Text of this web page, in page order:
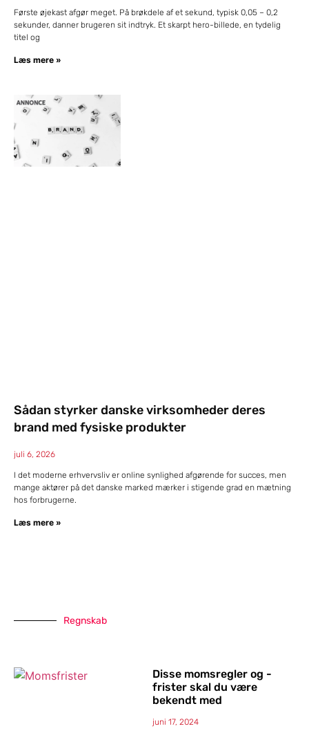
Første øjekast afgør meget. På brøkdele af et sekund, typisk 0,05 – 0,2
sekunder, danner brugeren sit indtryk. Et skarpt hero-billede, en tydelig
titel og
Læs mere »
Sådan styrker danske virksomheder deres
brand med fysiske produkter
juli 6, 2026
I det moderne erhvervsliv er online synlighed afgørende for succes, men
mange aktører på det danske marked mærker i stigende grad en mætning
hos forbrugerne.
Læs mere »
Regnskab
Disse momsregler og -
frister skal du være
bekendt med
juni 17, 2024